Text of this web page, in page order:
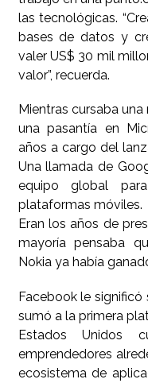
las tecnológicas.
bases de datos y
valer US$ 30 mil
valor”, recuerda.
Mientras cursaba
una pasantía en
años a cargo del
Una llamada de
equipo global
plataformas móviles.
Eran los años de
mayoría pensaba
Nokia ya había
Facebook le
sumó a la primera
Estados Unidos
emprendedores
ecosistema de